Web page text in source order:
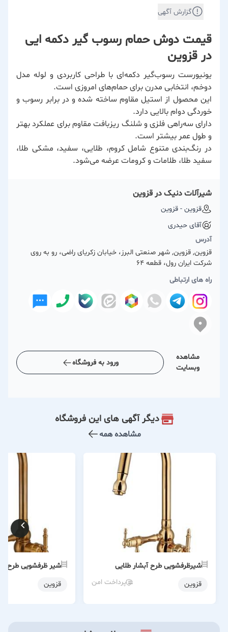
گزارش آگهی
قیمت دوش حمام رسوب گیر دکمه ایی
در قزوین
یونیورست رسوب‌گیر دکمه‌ای با طراحی کاربردی و لوله مدل
دوخم، انتخابی مدرن برای حمام‌های امروزی است.
این محصول از استیل مقاوم ساخته شده و در برابر رسوب و
خوردگی دوام بالایی دارد.
دارای سه‌راهی فلزی و شلنگ ریزبافت مقاوم برای عملکرد بهتر
و طول عمر بیشتر است.
در رنگ‌بندی متنوع شامل کروم، طلایی، سفید، مشکی طلا،
سفید طلا، طلامات و کرومات عرضه می‌شود.
شیرآلات دنیک در قزوین
قزوین - قزوین
آقای حیدری
آدرس
قزوین, قزوین, شهر صنعتی البرز، خیابان زکریای راضی، رو به روی
شرکت ایران رول، قطعه 64
راه های ارتباطی
مشاهده
وبسایت
ورود به فروشگاه
دیگر آگهی های این فروشگاه
مشاهده همه
شیرظرفشویی طرح آبشار طلایی
قزوین
پرداخت امن
شیر ظرفشویی طرح
قزوین